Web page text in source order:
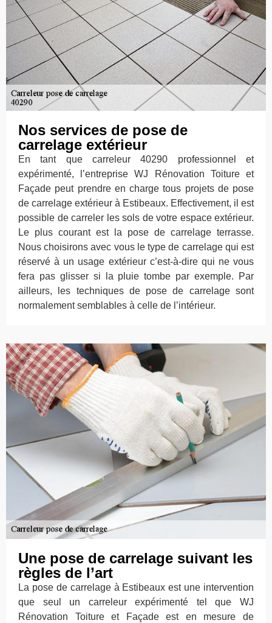
Nos services de pose de
carrelage extérieur
En tant que carreleur 40290 professionnel et
expérimenté, l’entreprise WJ Rénovation Toiture et
Façade peut prendre en charge tous projets de pose
de carrelage extérieur à Estibeaux. Effectivement, il est
possible de carreler les sols de votre espace extérieur.
Le plus courant est la pose de carrelage terrasse.
Nous choisirons avec vous le type de carrelage qui est
réservé à un usage extérieur c’est-à-dire qui ne vous
fera pas glisser si la pluie tombe par exemple. Par
ailleurs, les techniques de pose de carrelage sont
normalement semblables à celle de l’intérieur.
Une pose de carrelage suivant les
règles de l’art
La pose de carrelage à Estibeaux est une intervention
que seul un carreleur expérimenté tel que WJ
Rénovation Toiture et Façade est en mesure de